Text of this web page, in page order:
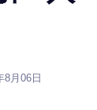
8月06日